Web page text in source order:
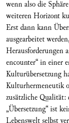
wenn also die
weiteren Horizont
Erst dann kann
ausgearbeitet
Herausforderungen
encounter“ in einer
Kulturübersetzung
Kulturhermeneutik
zusätzliche
„Übersetzung“ ist